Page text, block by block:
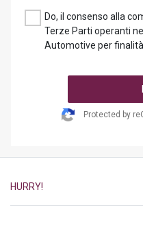
Do, il consenso alla
Terze Parti operanti
Automotive per
Protected by
HURRY!